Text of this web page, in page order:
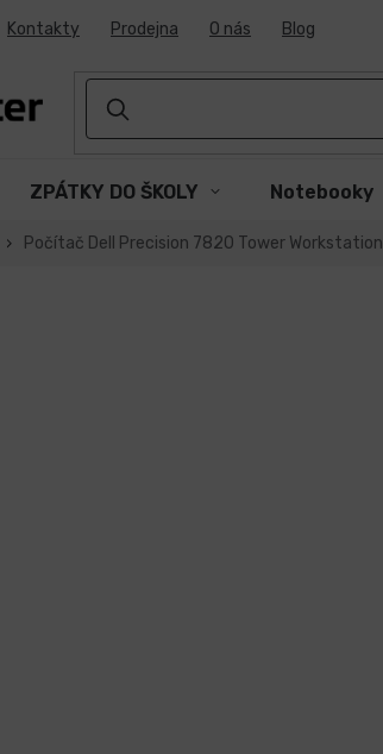
Kontakty Prodejna O nás Blog
ZPÁTKY DO ŠKOLY Notebooky
Počítač Dell Precision 7820 Tower Workstation